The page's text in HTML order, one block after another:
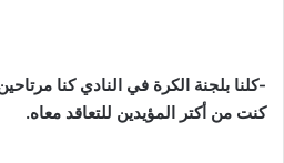
-كلنا بلجنة الكرة في النادي كنا
كنت من أكتر المؤيدين للتعاقد معاه.